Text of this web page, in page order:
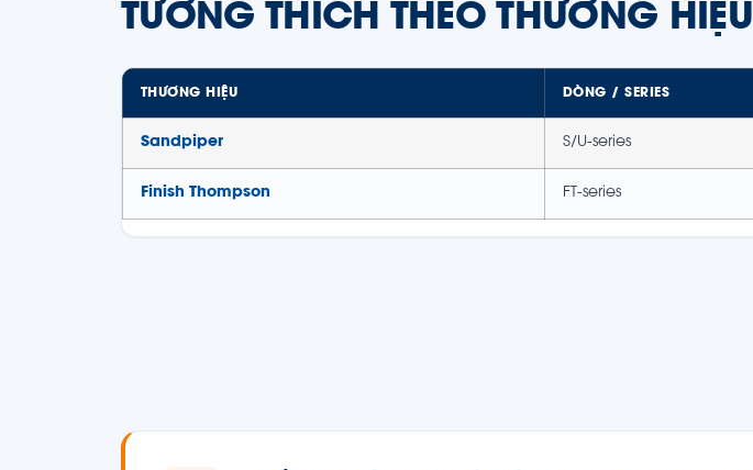
TƯƠNG THÍCH THEO THƯƠNG HIỆU
THƯƠNG HIỆU DÒNG / SERIES
Sandpiper S/U-series
Finish Thompson FT-series